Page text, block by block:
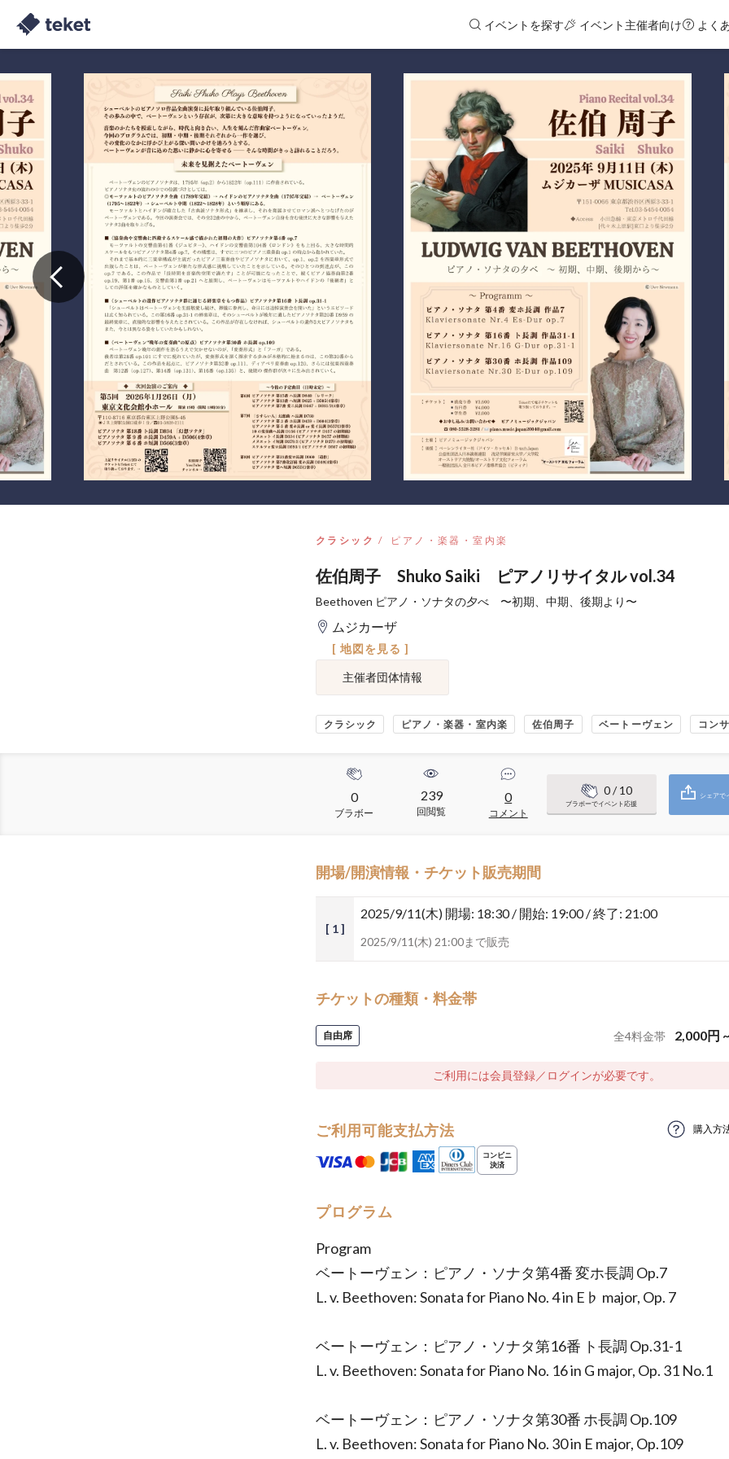
イベントを探す イベント主催者向け よく
クラシック ピアノ・楽器・室内楽
佐伯周子 Shuko Saiki ピアノリサイタル vol.34
Beethoven ピアノ・ソナタの夕べ 〜初期、中期、後期より〜
ムジカーザ
[ 地図を見る ]
主催者団体情報
クラシック ピアノ・楽器・室内楽 佐伯周子 ベートーヴェン コン
0
ブラボー
239
回閲覧
0
コメント
0/ 10
ブラボーでイベント応援
シェアで
開場/開演情報・チケット販売期間
[ 1 ]
2025/9/11(木) 開場: 18:30 / 開始: 19:00 / 終了: 21:00
2025/9/11(木) 21:00まで販売
チケットの種類・料金帯
自由席 全4料金帯 2,000円
ご利用には会員登録／ログインが必要です。
ご利用可能支払方法 購入方
プログラム
Program
ベートーヴェン：ピアノ・ソナタ第4番 変ホ長調 Op.7
L. v. Beethoven: Sonata for Piano No. 4 in E♭ major, Op. 7
ベートーヴェン：ピアノ・ソナタ第16番 ト長調 Op.31-1
L. v. Beethoven: Sonata for Piano No. 16 in G major, Op. 31 No.1
ベートーヴェン：ピアノ・ソナタ第30番 ホ長調 Op.109
L. v. Beethoven: Sonata for Piano No. 30 in E major, Op.109